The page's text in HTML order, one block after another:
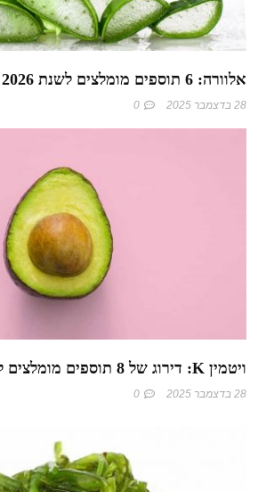
אלוורה: 6 תוספים מומלצים לשנת 2026 + מדריך מקיף
28 בדצמבר 2025 0
ויטמין K: דירוג של 8 תוספים מומלצים לשנת 2026
28 בדצמבר 2025 0